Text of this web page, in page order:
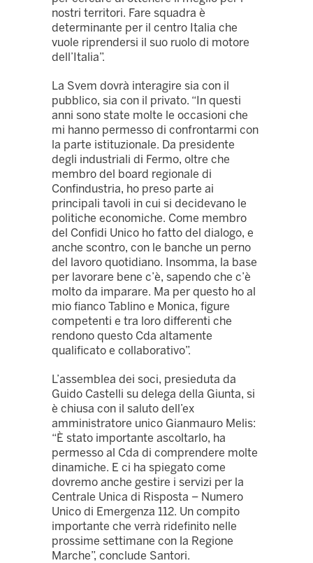
nostri territori. Fare squadra è
determinante per il centro Italia che
vuole riprendersi il suo ruolo di motore
dell’Italia”.
La Svem dovrà interagire sia con il
pubblico, sia con il privato. “In questi
anni sono state molte le occasioni che
mi hanno permesso di confrontarmi con
la parte istituzionale. Da presidente
degli industriali di Fermo, oltre che
membro del board regionale di
Confindustria, ho preso parte ai
principali tavoli in cui si decidevano le
politiche economiche. Come membro
del Confidi Unico ho fatto del dialogo, e
anche scontro, con le banche un perno
del lavoro quotidiano. Insomma, la base
per lavorare bene c’è, sapendo che c’è
molto da imparare. Ma per questo ho al
mio fianco Tablino e Monica, figure
competenti e tra loro differenti che
rendono questo Cda altamente
qualificato e collaborativo”.
L’assemblea dei soci, presieduta da
Guido Castelli su delega della Giunta, si
è chiusa con il saluto dell’ex
amministratore unico Gianmauro Melis:
“È stato importante ascoltarlo, ha
permesso al Cda di comprendere molte
dinamiche. E ci ha spiegato come
dovremo anche gestire i servizi per la
Centrale Unica di Risposta – Numero
Unico di Emergenza 112. Un compito
importante che verrà ridefinito nelle
prossime settimane con la Regione
Marche”, conclude Santori.